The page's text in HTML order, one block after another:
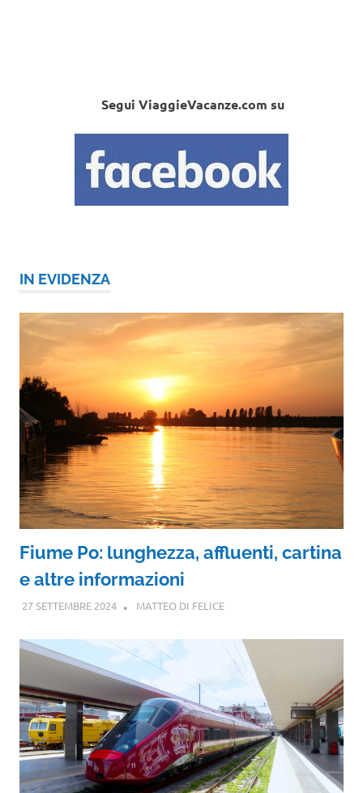
Segui ViaggieVacanze.com su
IN EVIDENZA
Fiume Po: lunghezza, affluenti, cartina
e altre informazioni
27 SETTEMBRE 2024 MATTEO DI FELICE